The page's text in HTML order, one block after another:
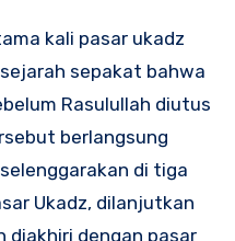
kali pasar ukadz
sepakat bahwa
Rasulullah diutus
berlangsung
di tiga
Ukadz, dilanjutkan
diakhiri dengan pasar